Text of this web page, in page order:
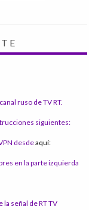
ruso de TV RT.
siguientes:
desdeaquí:
en la parte izquierda
señal de RT TV